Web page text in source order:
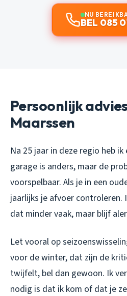
NU
BEL 085
Persoonlijk
Maarssen
Na 25 jaar in deze regio heb
garage is anders, maar de
voorspelbaar. Als je in een
jaarlijks je afvoer controleren.
dat minder vaak, maar blijf
Let vooral op
voor de winter, dat zijn de
twijfelt, bel dan gewoon. Ik
nodig is dat ik kom of dat je